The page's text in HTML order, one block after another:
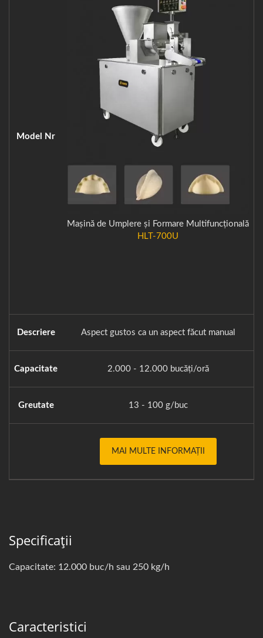
Model Nr
Mașină de Umplere și Formare Multifuncțională
HLT-700U
Descriere Aspect gustos ca un aspect făcut manual
Capacitate 2.000 - 12.000 bucăți/oră
Greutate 13 - 100 g/buc
MAI MULTE INFORMAȚII
Specificații
Capacitate: 12.000 buc/h sau 250 kg/h
Caracteristici